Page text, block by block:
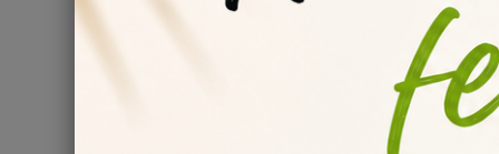
Quack's Juice Factory est une marque américaine
réputation grâce à sa gamme de saveurs gourmandes
Le Goose Juice: Un E-